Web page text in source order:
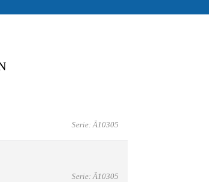
Serie: Ä10305
Serie: Ä10305